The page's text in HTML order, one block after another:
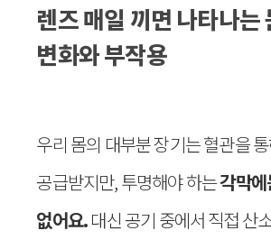
렌즈 매일 끼면 나타나는
변화와 부작용
우리 몸의 대부분 장기는 혈관을
공급받지만, 투명해야 하는각막
없어요.대신 공기 중에서 직접 산